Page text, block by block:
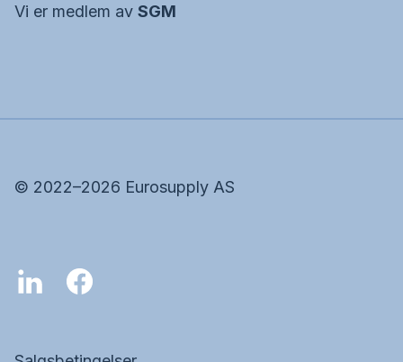
Vi er medlem av SGM
© 2022–2026 Eurosupply AS